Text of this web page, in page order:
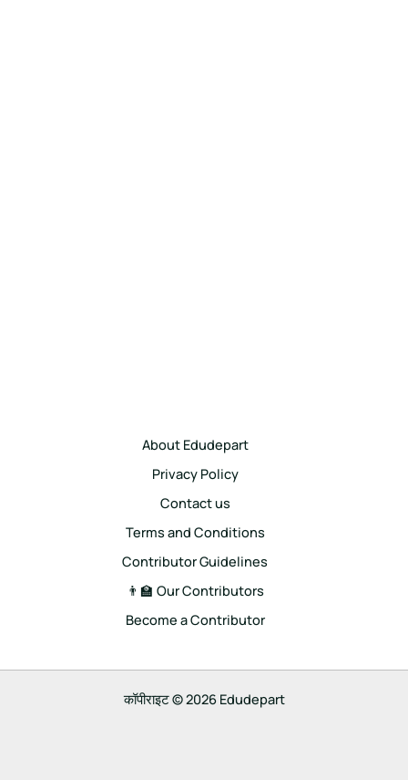
About Edudepart
Privacy Policy
Contact us
Terms and Conditions
Contributor Guidelines
👨‍🏫 Our Contributors
Become a Contributor
कॉपीराइट © 2026 Edudepart